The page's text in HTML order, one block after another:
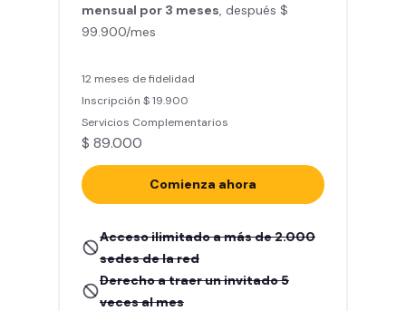
mensual por 3 meses , después $
99.900/mes
12 meses de fidelidad
Inscripción $ 19.900
Servicios Complementarios
$ 89.000
Comienza ahora
Acceso ilimitado a más de 2.000
sedes de la red
Derecho a traer un invitado 5
veces al mes